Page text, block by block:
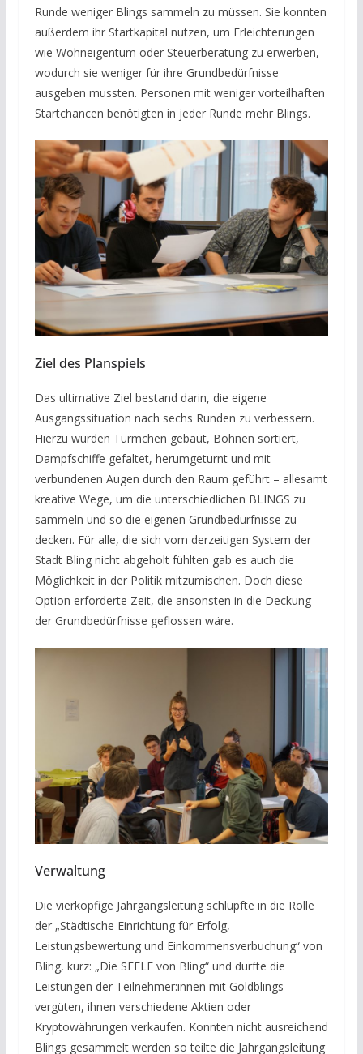
Runde weniger Blings sammeln zu müssen. Sie konnten
außerdem ihr Startkapital nutzen, um Erleichterungen
wie Wohneigentum oder Steuerberatung zu erwerben,
wodurch sie weniger für ihre Grundbedürfnisse
ausgeben mussten. Personen mit weniger vorteilhaften
Startchancen benötigten in jeder Runde mehr Blings.
Ziel des Planspiels
Das ultimative Ziel bestand darin, die eigene
Ausgangssituation nach sechs Runden zu verbessern.
Hierzu wurden Türmchen gebaut, Bohnen sortiert,
Dampfschiffe gefaltet, herumgeturnt und mit
verbundenen Augen durch den Raum geführt – allesamt
kreative Wege, um die unterschiedlichen BLINGS zu
sammeln und so die eigenen Grundbedürfnisse zu
decken. Für alle, die sich vom derzeitigen System der
Stadt Bling nicht abgeholt fühlten gab es auch die
Möglichkeit in der Politik mitzumischen. Doch diese
Option erforderte Zeit, die ansonsten in die Deckung
der Grundbedürfnisse geflossen wäre.
Verwaltung
Die vierköpfige Jahrgangsleitung schlüpfte in die Rolle
der „Städtische Einrichtung für Erfolg,
Leistungsbewertung und Einkommensverbuchung“ von
Bling, kurz: „Die SEELE von Bling“ und durfte die
Leistungen der Teilnehmer:innen mit Goldblings
vergüten, ihnen verschiedene Aktien oder
Kryptowährungen verkaufen. Konnten nicht ausreichend
Blings gesammelt werden so teilte die Jahrgangsleitung